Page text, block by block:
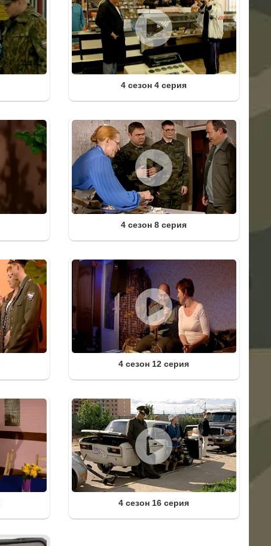
4 сезон 4 серия
4 сезон 8 серия
4 сезон 12 серия
4 сезон 16 серия